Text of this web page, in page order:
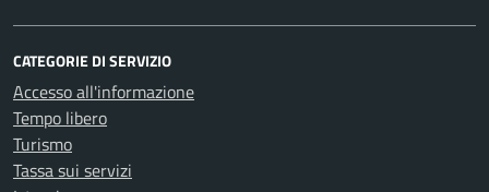
CATEGORIE DI SERVIZIO
Accesso all'informazione
Tempo libero
Turismo
Tassa sui servizi